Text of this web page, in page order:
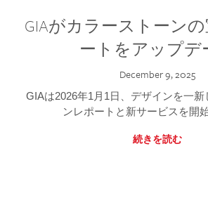
GIAがカラーストーン
ートをアップデ
December 9, 2025
GIAは2026年1月1日、デザインを一
ンレポートと新サービスを開
続きを読む